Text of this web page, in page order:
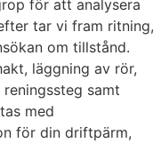
för att analysera
tar vi fram ritning,
om tillstånd.
läggning av rör,
samt
med
för din driftpärm,